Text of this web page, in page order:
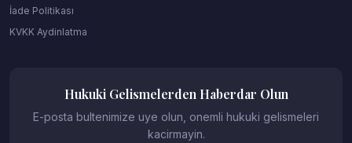
İade Politikası
KVKK Aydinlatma
Hukuki Gelismelerden Haberdar Olun
E-posta bultenimize uye olun, onemli hukuki gelismeleri
kacirmayin.